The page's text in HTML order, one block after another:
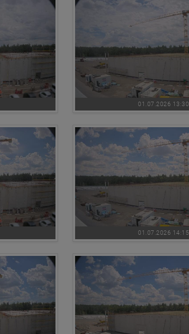
01.07.2026 13:30
01.07.2026 14:15